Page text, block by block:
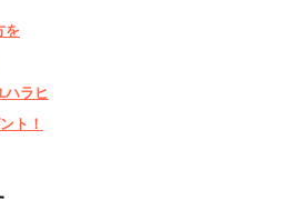
を
ハラヒ
ト！